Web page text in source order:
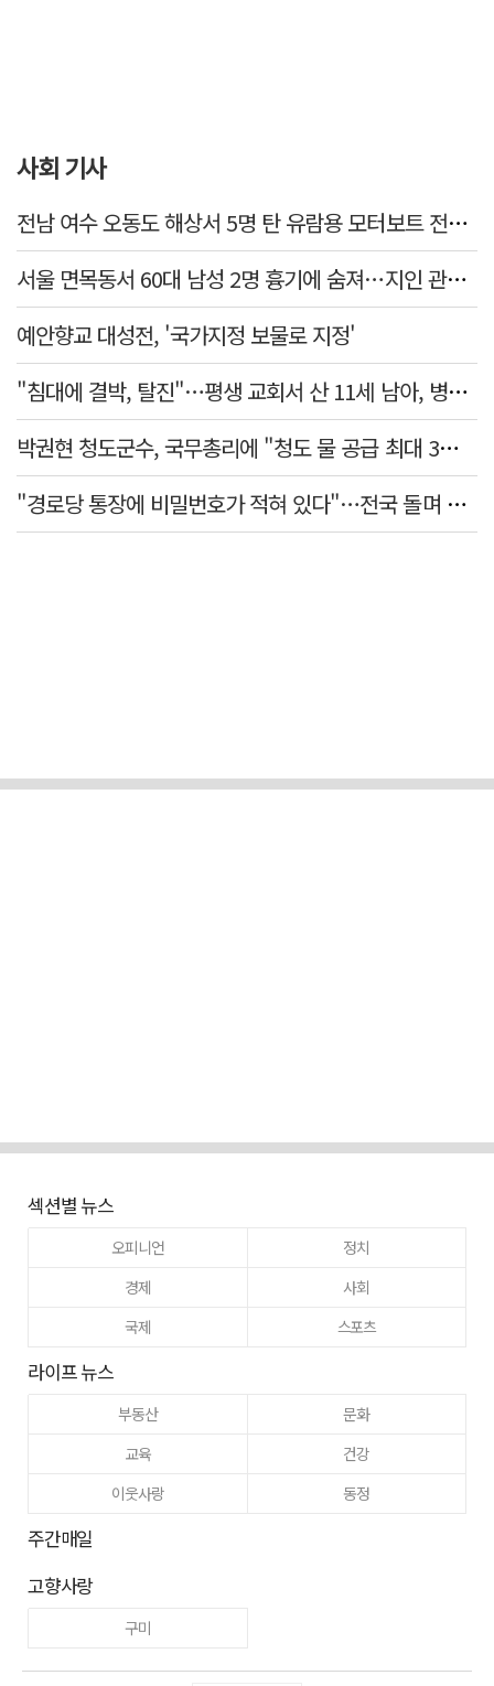
사회 기사
전남 여수 오동도 해상서 5명 탄 유람용 모터보트 전복…2명 숨져
서울 면목동서 60대 남성 2명 흉기에 숨져…지인 관계로 추정
예안향교 대성전, '국가지정 보물로 지정'
"침대에 결박, 탈진"…평생 교회서 산 11세 남아, 병원 이송 끝 숨져
박권현 청도군수, 국무총리에 "청도 물 공급 최대 3만t 늘려달라"
"경로당 통장에 비밀번호가 적혀 있다"…전국 돌며 경로당 13곳 턴 30대 구속
섹션별 뉴스
오피니언
정치
경제
사회
국제
스포츠
라이프 뉴스
부동산
문화
교육
건강
이웃사랑
동정
주간매일
고향사랑
구미